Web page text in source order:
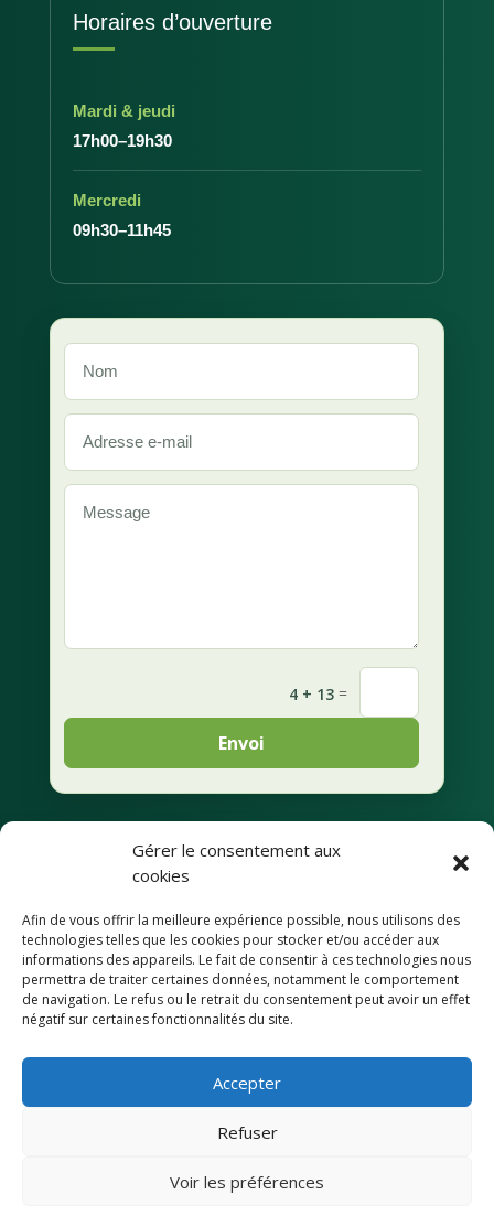
Gérer le consentement aux
cookies
Afin de vous offrir la meilleure expérience possible, nous utilisons des
technologies telles que les cookies pour stocker et/ou accéder aux
informations des appareils. Le fait de consentir à ces technologies nous
permettra de traiter certaines données, notamment le comportement
de navigation. Le refus ou le retrait du consentement peut avoir un effet
négatif sur certaines fonctionnalités du site.
Accepter
Refuser
Voir les préférences
Horaires d’ouverture
Mardi & jeudi
17h00–19h30
Mercredi
09h30–11h45
4 + 13 =
Envoi
Mentions légales
Déclaration de
confidentialité
Accessibilité
© Commune de Condécourt
Val-d’Oise